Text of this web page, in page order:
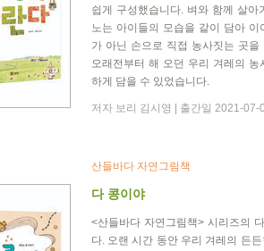
쉽게 구성했습니다. 벼와 함께 살
노는 아이들의 모습을 같이 담아
가 아닌 손으로 직접 농사짓는 곳
오래전부터 해 오던 우리 겨레의
하게 담을 수 있었습니다.
저자 보리 김시영 | 출간일 2021-07-
산들바다 자연그림책
다 콩이야
<산들바다 자연그림책> 시리즈의
다. 오랜 시간 동안 우리 겨레의 든